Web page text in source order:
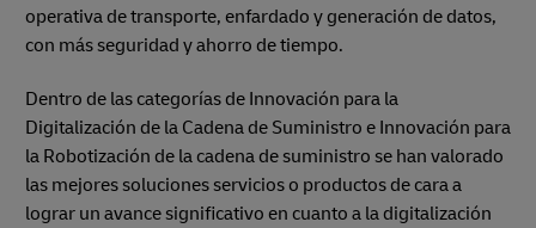
operativa de transporte, enfardado y generación de datos,
con más seguridad y ahorro de tiempo.
Dentro de las categorías de Innovación para la
Digitalización de la Cadena de Suministro e Innovación para
la Robotización de la cadena de suministro se han valorado
las mejores soluciones servicios o productos de cara a
lograr un avance significativo en cuanto a la digitalización